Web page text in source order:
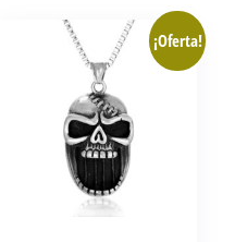
¡Oferta!